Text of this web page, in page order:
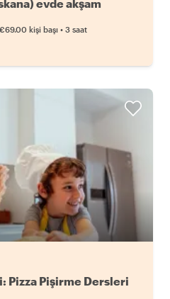
evde akşam
€69.00 kişi başı • 3 saat
Pizza Pişirme Dersleri